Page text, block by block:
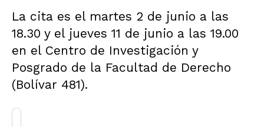
La cita es el martes 2 de junio a las
18.30 y el jueves 11 de junio a las 19.00
en el Centro de Investigación y
Posgrado de la Facultad de Derecho
(Bolívar 481).